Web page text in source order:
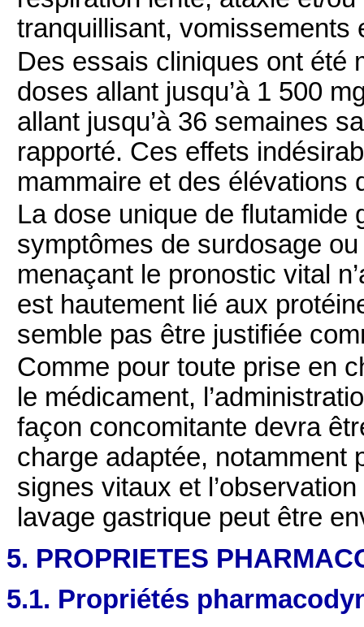
tranquillisant, vomissements
Des essais cliniques ont été
doses allant jusqu’à 1 500
allant jusqu’à 36 semaines
rapporté. Ces effets
mammaire et des élévations
La dose unique de flutamide
symptômes de surdosage
menaçant le pronostic vital
est hautement lié aux
semble pas être justifiée
Comme pour toute prise en
le médicament,
façon concomitante devra
charge adaptée, notamment
signes vitaux et
lavage gastrique peut être
5. PROPRIETES
5.1. Propriétés